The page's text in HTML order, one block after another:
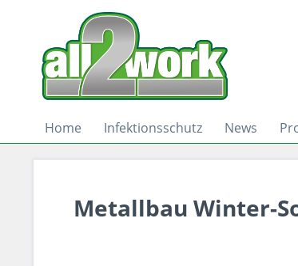
Home Infektionsschutz News
Metallbau Winter-